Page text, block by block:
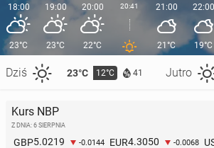
18:00
23°C
Dziś 23°C 12°C 41 Jutro
19:00
23°C
20:00
22°C
20:41 21:00
21°C
22:00
19°C
Kurs NBP
Z DNIA: 6 SIERPNIA
GBP5.0219 -0.0144 EUR4.3050 -0.0068